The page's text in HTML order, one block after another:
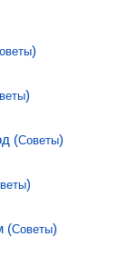
)
)
(Советы)
)
(Советы)